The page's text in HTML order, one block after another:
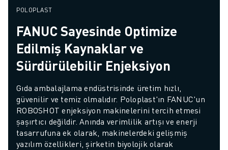
POLOPLAST
FANUC Sayesinde Optimize
Edilmiş Kaynaklar ve
Sürdürülebilir Enjeksiyon
Gıda ambalajlama endüstrisinde üretim hızlı,
güvenilir ve temiz olmalıdır. Poloplast'ın FANUC'un
ROBOSHOT enjeksiyon makinelerini tercih etmesi
şaşırtıcı değildir. Anında verimlilik artışı ve enerji
tasarrufuna ek olarak, makinelerdeki gelişmiş
yazılım özellikleri, şirketin biyolojik olarak